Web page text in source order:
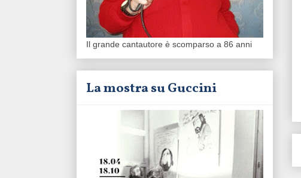
Il grande cantautore è scomparso a 86 anni
La mostra su Guccini